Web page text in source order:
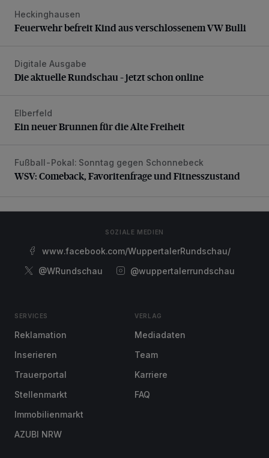
Feuerwehr befreit Kind aus verschlossenem VW Bulli
Heckinghausen
Feuerwehr befreit Kind aus verschlossenem VW Bulli
Die aktuelle Rundschau – jetzt schon online
Digitale Ausgabe
Die aktuelle Rundschau – jetzt schon online
Ein neuer Brunnen für die Alte Freiheit
Elberfeld
Ein neuer Brunnen für die Alte Freiheit
WSV: Comeback, Favoritenfrage und Fitnesszustand
Fußball-Pokal: Sonntag gegen Schonnebeck
WSV: Comeback, Favoritenfrage und Fitnesszustand
SOZIALE MEDIEN
www.facebook.com/WuppertalerRundschau/
@WRundschau
@wuppertalerrundschau
SERVICES
Reklamation
Inserieren
Trauerportal
Stellenmarkt
Immobilienmarkt
AZUBI NRW
VERLAG
Mediadaten
Team
Karriere
FAQ